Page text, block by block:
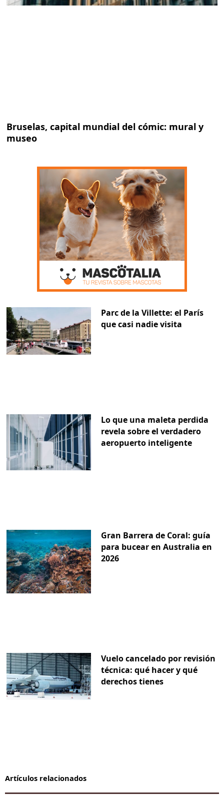
Bruselas, capital mundial del cómic: mural y
museo
Parc de la Villette: el París
que casi nadie visita
Lo que una maleta perdida
revela sobre el verdadero
aeropuerto inteligente
Gran Barrera de Coral: guía
para bucear en Australia en
2026
Vuelo cancelado por revisión
técnica: qué hacer y qué
derechos tienes
Artículos relacionados